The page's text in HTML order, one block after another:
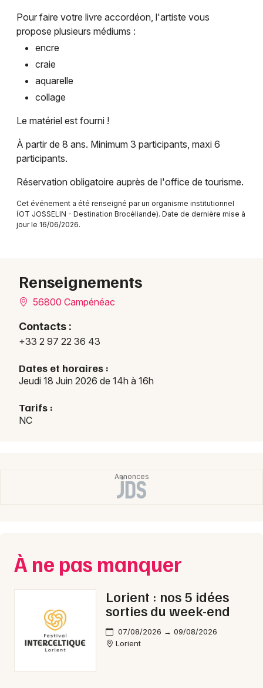
Expos
Sorties & loisirs
Ateliers dans le Morbihan
Ateliers en Bretagne
Artistes en tournée
Magazine à Ploërmel
Je m'abonne
Toutes les villes
Pour faire votre livre accordéon, l'artiste vous
propose plusieurs médiums :
encre
craie
aquarelle
collage
Le matériel est fourni !
À partir de 8 ans. Minimum 3 participants, maxi 6
participants.
Réservation obligatoire auprès de l'office de tourisme.
Cet événement a été renseigné par un organisme institutionnel
(OT JOSSELIN - Destination Brocéliande). Date de dernière mise à
jour le 16/06/2026.
Renseignements
56800 Campénéac
Contacts :
+33 2 97 22 36 43
Dates et horaires :
Jeudi 18 Juin 2026 de 14h à 16h
Tarifs :
NC
À ne pas manquer
Lorient : nos 5 idées
sorties du week-end
07/08/2026 → 09/08/2026
Lorient